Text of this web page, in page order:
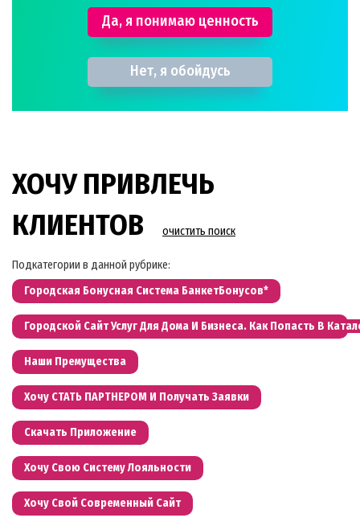
Да, я понимаю ценность
Нет, я обойдусь
ХОЧУ ПРИВЛЕЧЬ
КЛИЕНТОВ
очистить поиск
Подкатегории в данной рубрике:
Городская Бонусная Система БанкетБонусов*
Городской Сайт Услуг Для Дома И Бизнеса. Как Попасть В
Наши Премущества
Хочу СТАТЬ ПАРТНЕРОМ И Получать Заявки
Скачать Приложение
Хочу Свою Систему Лояльности
Хочу Свой Современный Сайт